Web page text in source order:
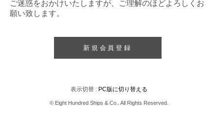
ご迷惑をおかけいたしますが、ご理解のほどよろしくお
願い致します。
新規会員登録
表示切替 : PC版に切り替える
© Eight Hundred Ships & Co.. All Rights Reserved.